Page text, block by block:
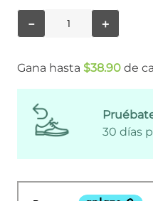
＋
－
Gana hasta $38.90 de
30 días